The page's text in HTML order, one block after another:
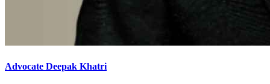
Advocate Deepak Khatri